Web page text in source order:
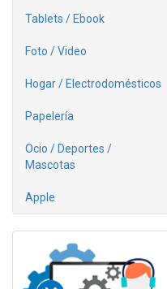
Tablets / Ebook
Foto / Video
Hogar / Electrodomésticos
Papelería
Ocio / Deportes /
Mascotas
Apple